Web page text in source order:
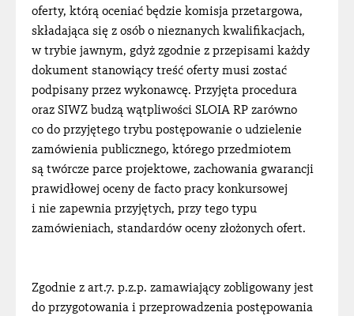
oferty, którą oceniać będzie komisja przetargowa,
składająca się z osób o nieznanych kwalifikacjach,
w trybie jawnym, gdyż zgodnie z przepisami każdy
dokument stanowiący treść oferty musi zostać
podpisany przez wykonawcę. Przyjęta procedura
oraz SIWZ budzą wątpliwości SLOIA RP zarówno
co do przyjętego trybu postępowanie o udzielenie
zamówienia publicznego, którego przedmiotem
są twórcze parce projektowe, zachowania gwarancji
prawidłowej oceny de facto pracy konkursowej
i nie zapewnia przyjętych, przy tego typu
zamówieniach, standardów oceny złożonych ofert.
Zgodnie z art.7. p.z.p. zamawiający zobligowany jest
do przygotowania i przeprowadzenia postępowania